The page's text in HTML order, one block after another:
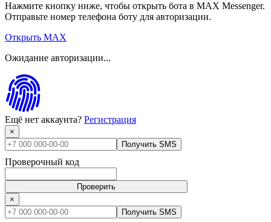
Нажмите кнопку ниже, чтобы открыть бота в MAX Messenger.
Отправьте номер телефона боту для авторизации.
Открыть MAX
Ожидание авторизации...
Ещё нет аккаунта? Регистрация
×
Получить SMS
Проверочный код
Проверить
×
Получить SMS